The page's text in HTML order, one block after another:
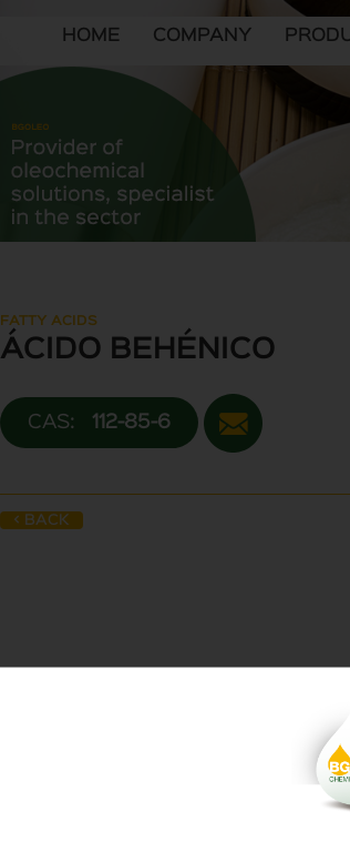
HOME COMPANY
FATTY ACIDS
ÁCIDO BEHÉNICO
CAS: 112-85-6
< BACK